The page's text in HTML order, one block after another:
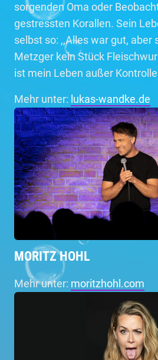
sorgenden Oma oder
gestressten Korallen. Sein
selbst so: ,,Alles war gut, aber
Metzger kein Stück
ist mein Leben außer
Mehr unter: lukas-wandke.de
MORITZ HOHL
Mehr unter: moritzhohl.com